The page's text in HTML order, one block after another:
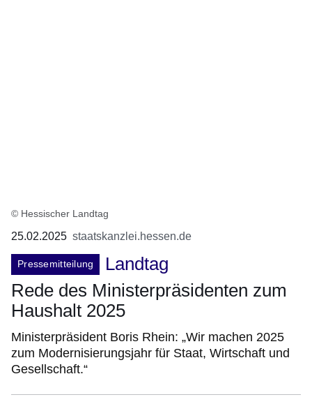
© Hessischer Landtag
25.02.2025 staatskanzlei.hessen.de
Pressemitteilung
Landtag
Rede des Ministerpräsidenten zum
Haushalt 2025
Ministerpräsident Boris Rhein: „Wir machen 2025
zum Modernisierungsjahr für Staat, Wirtschaft und
Gesellschaft.“